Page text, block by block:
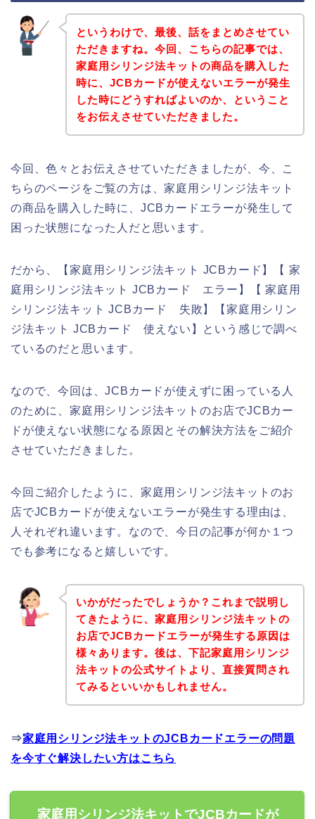
というわけで、最後、話をまとめさせてい
ただきますね。今回、こちらの記事では、
家庭用シリンジ法キットの商品を購入した
時に、JCBカードが使えないエラーが発生
した時にどうすればよいのか、ということ
をお伝えさせていただきました。
今回、色々とお伝えさせていただきましたが、今、こ
ちらのページをご覧の方は、家庭用シリンジ法キット
の商品を購入した時に、JCBカードエラーが発生して
困った状態になった人だと思います。
だから、【家庭用シリンジ法キット JCBカード】【 家
庭用シリンジ法キット JCBカード エラー】【 家庭用
シリンジ法キット JCBカード 失敗】【家庭用シリン
ジ法キット JCBカード 使えない】という感じで調べ
ているのだと思います。
なので、今回は、JCBカードが使えずに困っている人
のために、家庭用シリンジ法キットのお店でJCBカー
ドが使えない状態になる原因とその解決方法をご紹介
させていただきました。
今回ご紹介したように、家庭用シリンジ法キットのお
店でJCBカードが使えないエラーが発生する理由は、
人それぞれ違います。なので、今日の記事が何か１つ
でも参考になると嬉しいです。
いかがだったでしょうか？これまで説明し
てきたように、家庭用シリンジ法キットの
お店でJCBカードエラーが発生する原因は
様々あります。後は、下記家庭用シリンジ
法キットの公式サイトより、直接質問され
てみるといいかもしれません。
⇒家庭用シリンジ法キットのJCBカードエラーの問題
を今すぐ解決したい方はこちら
家庭用シリンジ法キットでJCBカードが